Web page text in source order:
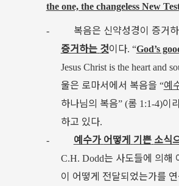
the one, the changeless New
- 복음은 신약성경이 증거
증거하는 것이다. “God’s
Jesus Christ is the heart and
울은 로마서에서 복음을 “예
하나님의 복음” (롬 1:1-4)이
하고 있다.
-
예수가 어떻게 기쁜 소식
C.H. Dodd는 사도들에 의해
이 어떻게 전달되었는가를